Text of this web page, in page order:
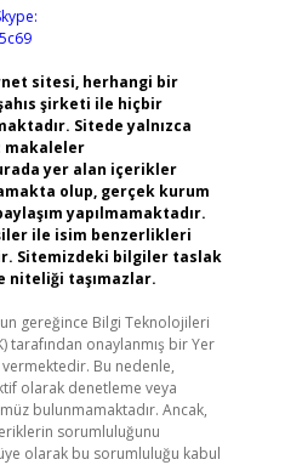
sitesi, herhangi bir
şirketi ile hiçbir
Sitede yalnızca
makaleler
yer alan içerikler
olup, gerçek kurum
yapılmamaktadır.
ile isim benzerlikleri
Sitemizdeki bilgiler taslak
niteliği taşımazlar.
gereğince Bilgi Teknolojileri
tarafından onaylanmış bir Yer
vermektedir. Bu nedenle,
olarak denetleme veya
bulunmamaktadır. Ancak,
sorumluluğunu
olarak bu sorumluluğu kabul